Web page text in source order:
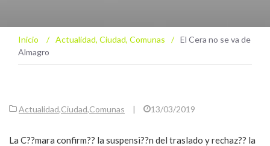
Inicio / Actualidad, Ciudad, Comunas / El Cera no se va de
Almagro
Actualidad,Ciudad,Comunas | 13/03/2019
La C??mara confirm?? la suspensi??n del traslado y rechaz?? la